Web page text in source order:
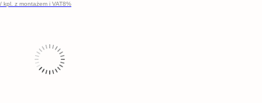
/ kpl. z montażem i VAT8%